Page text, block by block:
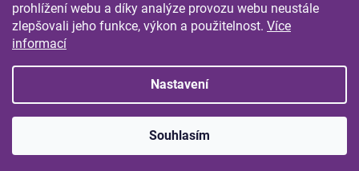
prohlížení webu a díky analýze provozu webu neustále
zlepšovali jeho funkce, výkon a použitelnost. Více
informací
Nastavení
Souhlasím
Shoptet.cz Comgate.cz
Vytvořil Shoptet
Bylinná Lékarna Plzeň
vyhrazena.Upravit nastavení cookies